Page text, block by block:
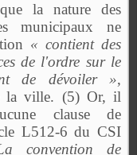
la nature des
municipaux ne
« contient des
de l'ordre sur le
de dévoiler »,
la ville. (5) Or, il
clause de
L512-6 du CSI
convention de